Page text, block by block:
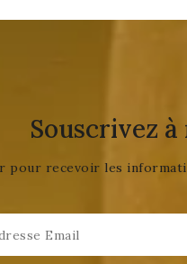
Souscrivez
pour recevoir les